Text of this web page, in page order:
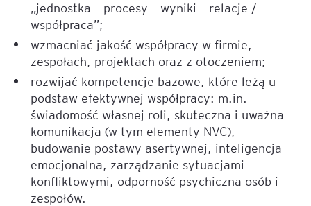
„jednostka – procesy – wyniki – relacje /
współpraca”;
wzmacniać jakość współpracy w firmie,
zespołach, projektach oraz z otoczeniem;
rozwijać kompetencje bazowe, które leżą u
podstaw efektywnej współpracy: m.in.
świadomość własnej roli, skuteczna i uważna
komunikacja (w tym elementy NVC),
budowanie postawy asertywnej, inteligencja
emocjonalna, zarządzanie sytuacjami
konfliktowymi, odporność psychiczna osób i
zespołów.